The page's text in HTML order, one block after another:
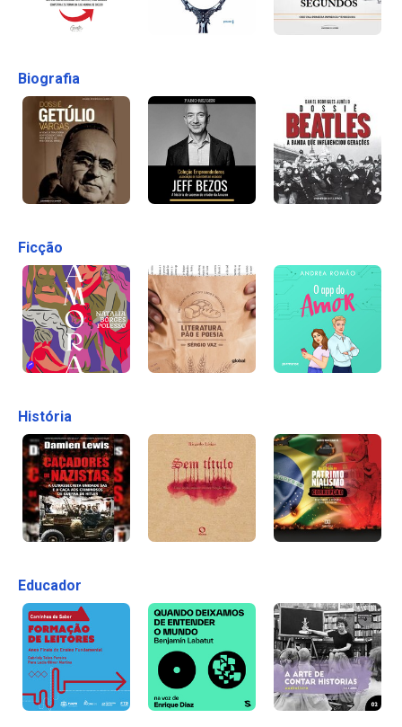
Biografia
Ficção
História
Educador